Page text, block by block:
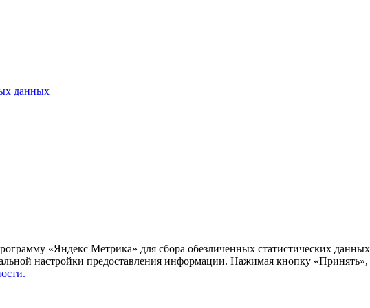
данных
«Яндекс Метрика» для сбора обезличенных статистических
настройки предоставления информации. Нажимая кнопку